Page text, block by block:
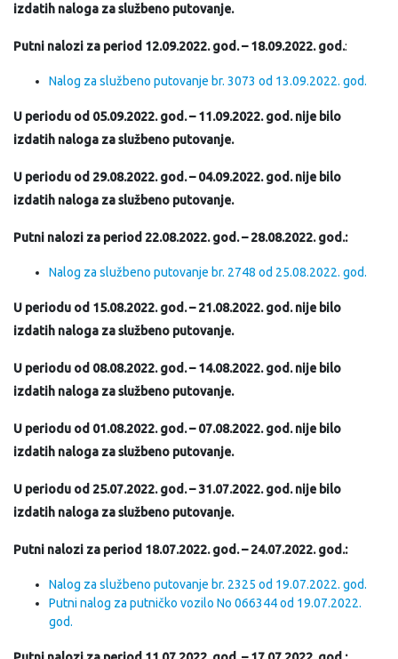
izdatih naloga za službeno putovanje.
Putni nalozi za period 12.09.2022. god. – 18.09.2022. god.:
Nalog za službeno putovanje br. 3073 od 13.09.2022. god.
U periodu od 05.09.2022. god. – 11.09.2022. god. nije bilo
izdatih naloga za službeno putovanje.
U periodu od 29.08.2022. god. – 04.09.2022. god. nije bilo
izdatih naloga za službeno putovanje.
Putni nalozi za period 22.08.2022. god. – 28.08.2022. god.:
Nalog za službeno putovanje br. 2748 od 25.08.2022. god.
U periodu od 15.08.2022. god. – 21.08.2022. god. nije bilo
izdatih naloga za službeno putovanje.
U periodu od 08.08.2022. god. – 14.08.2022. god. nije bilo
izdatih naloga za službeno putovanje.
U periodu od 01.08.2022. god. – 07.08.2022. god. nije bilo
izdatih naloga za službeno putovanje.
U periodu od 25.07.2022. god. – 31.07.2022. god. nije bilo
izdatih naloga za službeno putovanje.
Putni nalozi za period 18.07.2022. god. – 24.07.2022. god.:
Nalog za službeno putovanje br. 2325 od 19.07.2022. god.
Putni nalog za putničko vozilo No 066344 od 19.07.2022.
god.